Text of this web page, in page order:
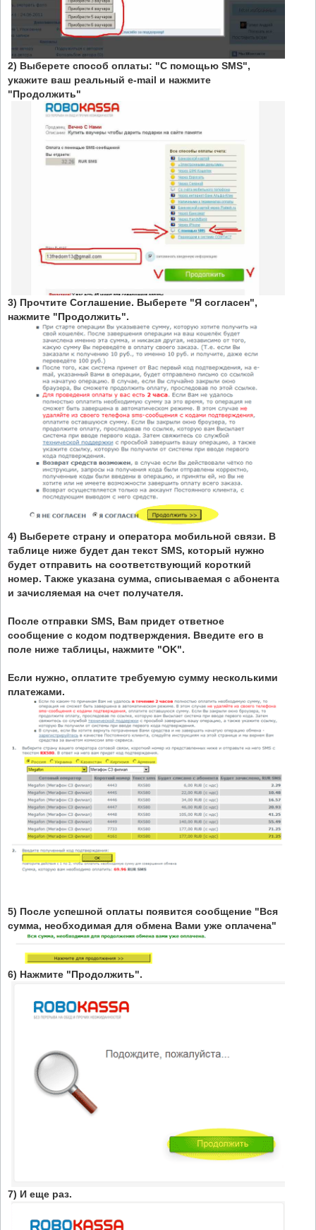
2) Выберете способ оплаты: "С помощью SMS",
укажите ваш реальный e-mail и нажмите
"Продолжить"
3) Прочтите Соглашение. Выберете "Я согласен",
нажмите "Продолжить".
4) Выберете страну и оператора мобильной связи. В
таблице ниже будет дан текст SMS, который нужно
будет отправить на соответствующий короткий
номер. Также указана сумма, списываемая с абонента
и зачисляемая на счет получателя.
После отправки SMS, Вам придет ответное
сообщение с кодом подтверждения. Введите его в
поле ниже таблицы, нажмите "OK".
Если нужно, оплатите требуемую сумму несколькими
платежами.
5) После успешной оплаты появится сообщение "Вся
сумма, необходимая для обмена Вами уже оплачена"
6) Нажмите "Продолжить".
7) И еще раз.